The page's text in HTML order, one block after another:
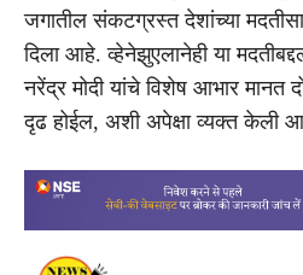
जगातील संकटग्रस्त देशांच्या
दिला आहे. व्हेनेझुएलानेही या
नरेंद्र मोदी यांचे विशेष आभार मानत
दृढ होईल, अशी अपेक्षा व्यक्त केली